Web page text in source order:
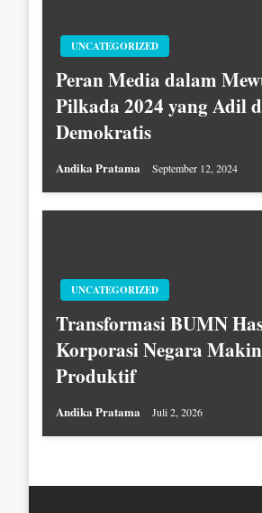
UNCATEGORIZED
Peran Media dalam
Pilkada 2024 yang Adil
Demokratis
Andika Pratama September 12, 2024
UNCATEGORIZED
Transformasi BUMN
Korporasi Negara
Produktif
Andika Pratama Juli 2, 2026